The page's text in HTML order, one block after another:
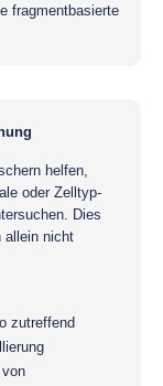
fragmentbasierte
helfen,
oder Zelltyp-
Dies
allein nicht
zutreffend